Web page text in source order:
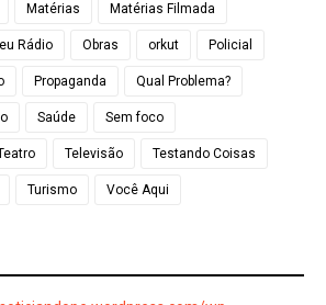
Matérias Matérias Filmada
Rádio Obras orkut Policial
Propaganda Qual Problema?
Saúde Sem foco
Televisão Testando Coisas
Turismo Você Aqui